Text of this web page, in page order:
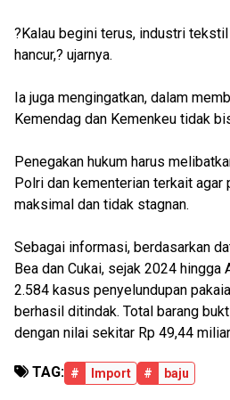
?Kalau begini terus, industri
hancur,? ujarnya.
Ia juga mengingatkan, dalam
Kemendag dan Kemenkeu tidak
Penegakan hukum harus
Polri dan kementerian terkait agar
maksimal dan tidak stagnan.
Sebagai informasi, berdasarkan
Bea dan Cukai, sejak 2024
2.584 kasus penyelundupan
berhasil ditindak. Total barang
dengan nilai sekitar Rp 49,44
TAG: # Import # baju